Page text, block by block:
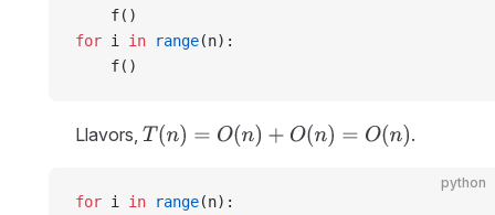
    f()
for i in range(n):
    f()
Llavors, T (n)= O( n)+O(n )= O(n) .
python
for i in range(n):